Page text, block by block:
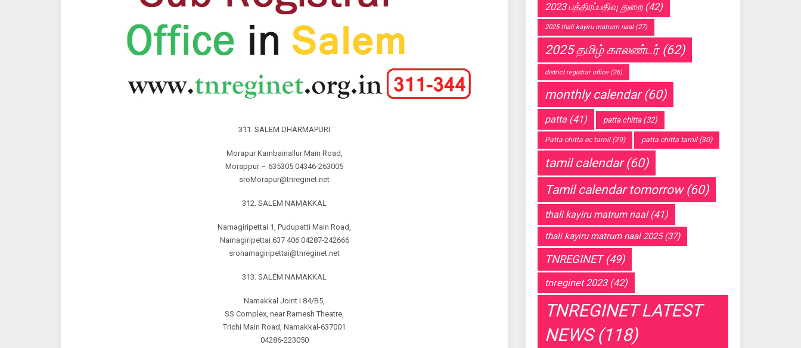
311. SALEM DHARMAPURI
Morapur Kambainallur Main Road,
Morappur – 635305 04346-263005
sroMorapur@tnreginet.net
312. SALEM NAMAKKAL
Namagiripettai 1, Pudupatti Main Road,
Namagiripettai 637 406 04287-242666
sronamagiripettai@tnreginet.net
313. SALEM NAMAKKAL
Namakkal Joint I 84/B5,
SS Complex, near Ramesh Theatre,
Trichi Main Road, Namakkal-637001
04286-223050
2023 பத்திரப்பதிவு துறை(42)
2025 thali kayiru matrum naal(27)
2025 தமிழ் காலண்டர்(62)
district registrar office (26)
monthly calendar(60)
patta (41) patta chitta(32)
Patta chitta ec tamil(29) patta chitta tamil(30)
tamil calendar(60)
Tamil calendar tomorrow(60)
thali kayiru matrum naal(41)
thali kayiru matrum naal 2025(37)
TNREGINET(49)
tnreginet 2023(42)
TNREGINET LATEST
NEWS(118)